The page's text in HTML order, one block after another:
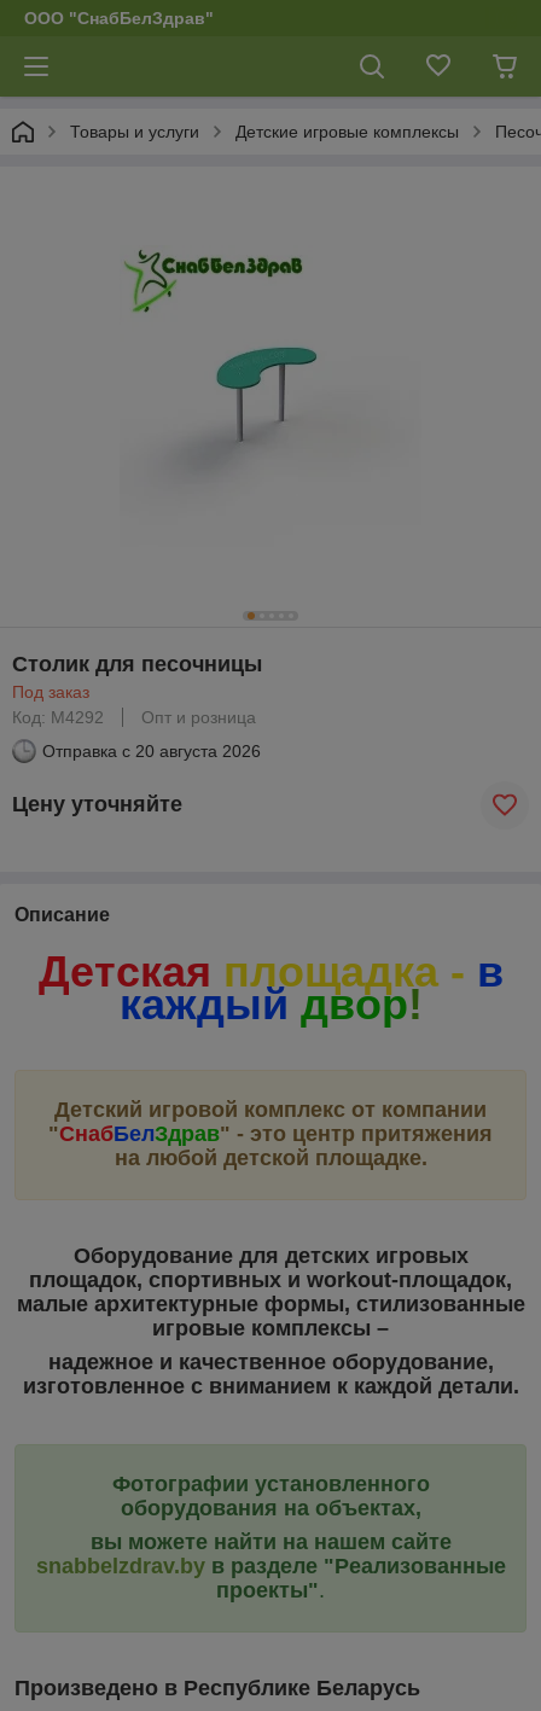
ООО "СнабБелЗдрав"
Товары и услуги Детские игровые комплексы
Столик для песочницы
Под заказ
Код: М4292
Опт и розница
Отправка с 20 августа 2026
Цену уточняйте
Описание
Детская площадка - в
каждый двор!
Детский игровой комплекс от компании
"СнабБелЗдрав" - это центр притяжения
на любой детской площадке.
Оборудование для детских игровых
площадок, спортивных и workout-площадок,
малые архитектурные формы, стилизованные
игровые комплексы –
надежное и качественное оборудование,
изготовленное с вниманием к каждой детали.
Фотографии установленного
оборудования на объектах,
вы можете найти на нашем сайте
snabbelzdrav.byв разделе "Реализованные
проекты".
Произведено в Республике Беларусь